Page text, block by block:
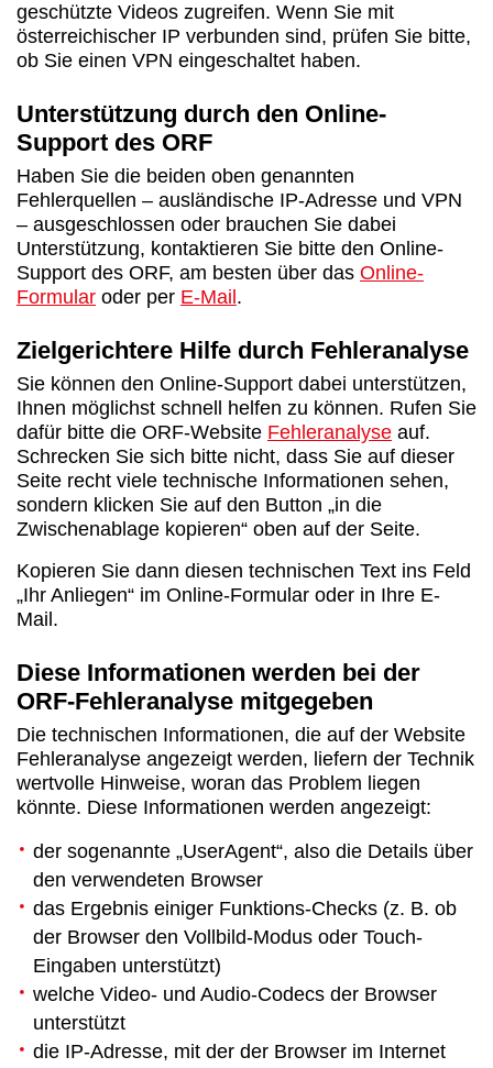
geschützte Videos zugreifen. Wenn Sie mit
österreichischer IP verbunden sind, prüfen Sie bitte,
ob Sie einen VPN eingeschaltet haben.
Unterstützung durch den Online-
Support des ORF
Haben Sie die beiden oben genannten
Fehlerquellen – ausländische IP-Adresse und VPN
– ausgeschlossen oder brauchen Sie dabei
Unterstützung, kontaktieren Sie bitte den Online-
Support des ORF, am besten über das Online-
Formular oder per E-Mail .
Zielgerichtere Hilfe durch Fehleranalyse
Sie können den Online-Support dabei unterstützen,
Ihnen möglichst schnell helfen zu können. Rufen Sie
dafür bitte die ORF-Website Fehleranalyse auf.
Schrecken Sie sich bitte nicht, dass Sie auf dieser
Seite recht viele technische Informationen sehen,
sondern klicken Sie auf den Button „in die
Zwischenablage kopieren“ oben auf der Seite.
Kopieren Sie dann diesen technischen Text ins Feld
„Ihr Anliegen“ im Online-Formular oder in Ihre E-
Mail.
Diese Informationen werden bei der
ORF-Fehleranalyse mitgegeben
Die technischen Informationen, die auf der Website
Fehleranalyse angezeigt werden, liefern der Technik
wertvolle Hinweise, woran das Problem liegen
könnte. Diese Informationen werden angezeigt:
der sogenannte „UserAgent“, also die Details über
den verwendeten Browser
das Ergebnis einiger Funktions-Checks (z. B. ob
der Browser den Vollbild-Modus oder Touch-
Eingaben unterstützt)
welche Video- und Audio-Codecs der Browser
unterstützt
die IP-Adresse, mit der der Browser im Internet